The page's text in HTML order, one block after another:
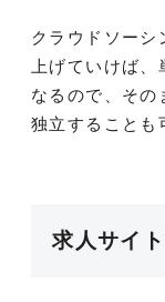
クラウドソーシ
上げていけば、
なるので、その
独立することも
求人サイ